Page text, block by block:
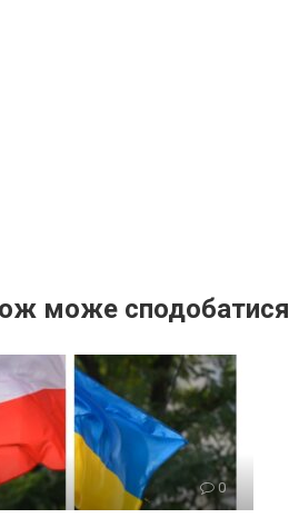
може сподобатися
0